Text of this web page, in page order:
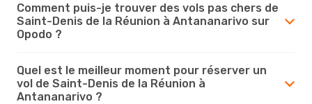
Comment puis-je trouver des vols pas chers de
Saint-Denis de la Réunion à Antananarivo sur
Opodo ?
Quel est le meilleur moment pour réserver un
vol de Saint-Denis de la Réunion à
Antananarivo ?